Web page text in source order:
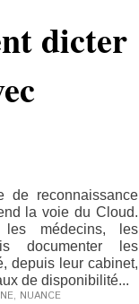
dicter
de reconnaissance
la voie du Cloud.
médecins, les
documenter les
depuis leur cabinet,
de disponibilité...
, NUANCE